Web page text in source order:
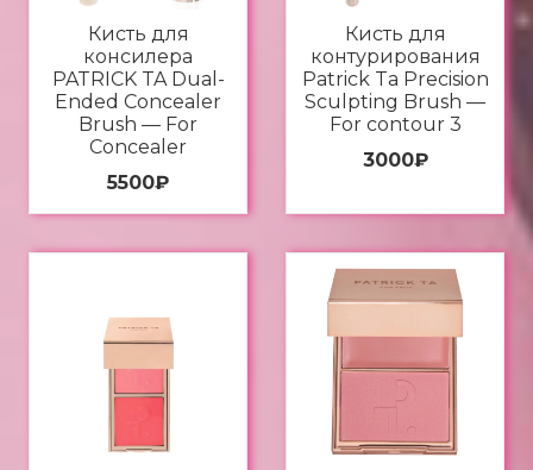
Кисть для
консилера
PATRICK TA Dual-
Ended Concealer
Brush — For
Concealer
5500₽
Кисть для
контурирования
Patrick Ta Precision
Sculpting Brush —
For contour 3
3000₽